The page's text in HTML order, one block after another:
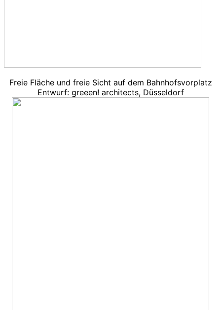
Freie Fläche und freie Sicht auf dem Bahnhofsvorplatz
Entwurf: greeen! architects, Düsseldorf